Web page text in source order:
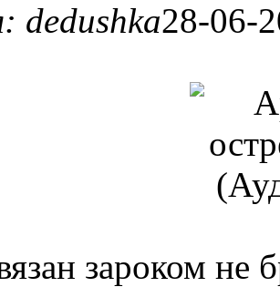
dedushka28-06-
зароком не